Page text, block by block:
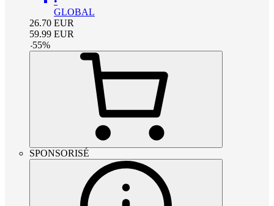
GLOBAL
26.70 EUR
59.99 EUR
-55%
SPONSORISÉ